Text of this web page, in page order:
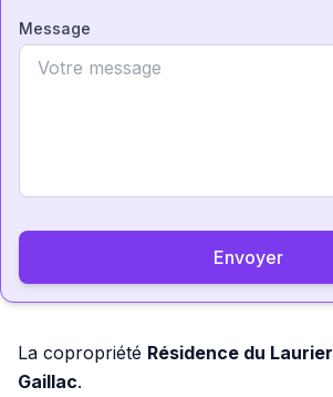
Message
Envoyer
La copropriété Résidence du Laurier
Gaillac.